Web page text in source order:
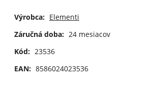
Výrobca: Elementi
Záručná doba: 24 mesiacov
Kód: 23536
EAN: 8586024023536